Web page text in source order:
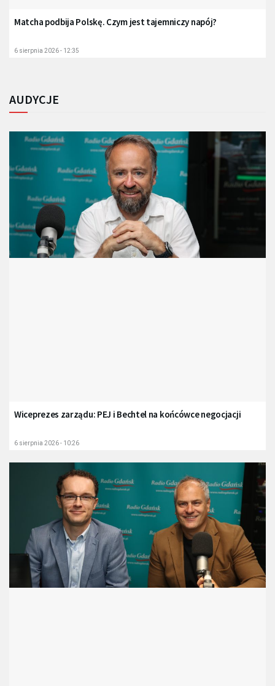
Matcha podbija Polskę. Czym jest tajemniczy napój?
6 sierpnia 2026 - 12:35
AUDYCJE
Wiceprezes zarządu: PEJ i Bechtel na końcówce negocjacji
6 sierpnia 2026 - 10:26